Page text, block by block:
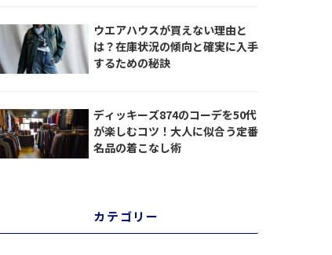
ウエアハウスが買えない理由と
は？在庫状況の傾向と確実に入手
するための秘訣
ディッキーズ874のコーデを50代
が楽しむコツ！大人に似合う定番
名品の着こなし術
カテゴリー